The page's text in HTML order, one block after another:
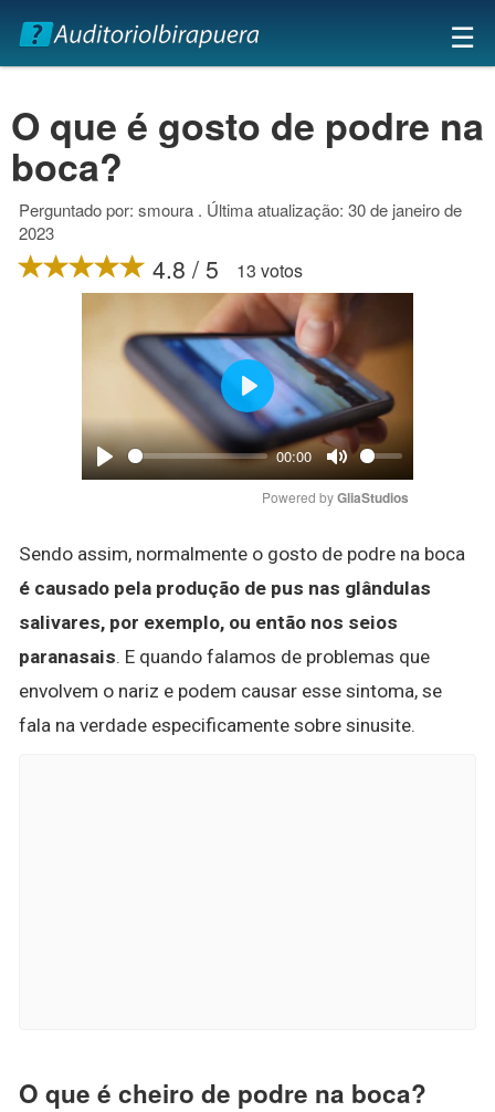
×
☰
O que é gosto de podre na
boca?
Perguntado por: smoura . Última atualização: 30 de janeiro de
2023
4.8 / 5 13 votos
Play
00:00
Mute
Play
Powered by GliaStudios
Sendo assim, normalmente o gosto de podre na boca
é causado pela produção de pus nas glândulas
salivares, por exemplo, ou então nos seios
paranasais. E quando falamos de problemas que
envolvem o nariz e podem causar esse sintoma, se
fala na verdade especificamente sobre sinusite.
O que é cheiro de podre na boca?